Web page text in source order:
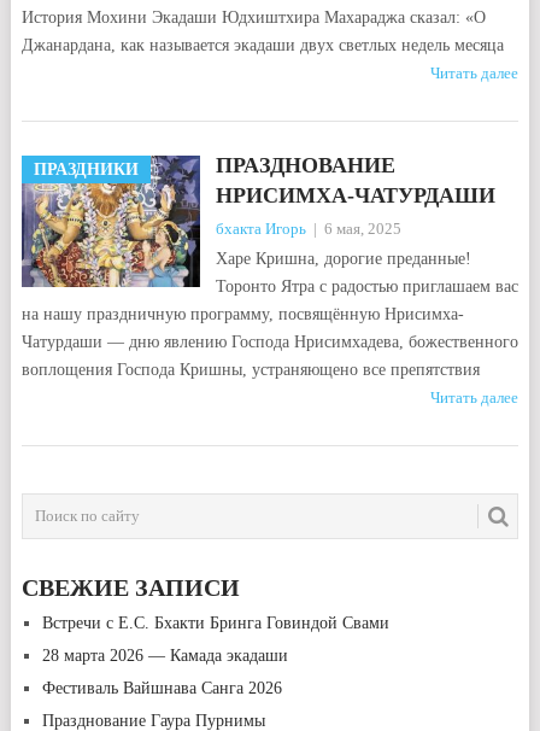
История Мохини Экадаши Юдхиштхира Махараджа сказал: «О
Джанардана, как называется экадаши двух светлых недель месяца
Читать далее
ПРАЗДНИКИ
ПРАЗДНОВАНИЕ
НРИСИМХА-ЧАТУРДАШИ
бхакта Игорь | 6 мая, 2025
Харе Кришна, дорогие преданные!
Торонто Ятра с радостью приглашаем вас
на нашу праздничную программу, посвящённую Нрисимха-
Чатурдаши — дню явлению Господа Нрисимхадева, божественного
воплощения Господа Кришны, устраняющено все препятствия
Читать далее
НАВИГАЦИЯ
ПО
ЗАПИСЯМ
СВЕЖИЕ ЗАПИСИ
Встречи с Е.С. Бхакти Бринга Говиндой Свами
28 марта 2026 — Камада экадаши
Фестиваль Вайшнава Санга 2026
Празднование Гаура Пурнимы